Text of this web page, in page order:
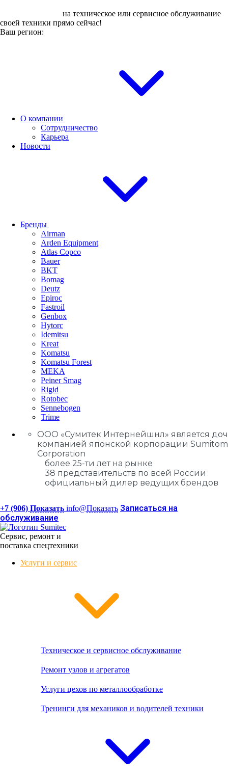
на техническое или сервисное обслуживание
своей техники прямо сейчас!
Ваш регион:
О компании
Сотрудничество
Карьера
Новости
Бренды
Airman
Arden Equipment
Atlas Сopco
Bauer
BKT
Bomag
Deutz
Epiroc
Fastroil
Genbox
Hytorc
Idemitsu
Kreat
Komatsu
Komatsu Forest
MEKA
Peiner Smag
Rigid
Rotobec
Sennebogen
Trime
ООО «Сумитек Интернейшнл» является
компанией японской корпорации
Corporation
более 25-ти лет на рынке
38 представительств по всей России
официальный дилер ведущих брендов
+7 (906) Показать info@Показать Записаться на
обслуживание
Сервис, ремонт и
поставка спецтехники
Услуги и сервис
Техническое и сервисное обслуживание
Ремонт узлов и агрегатов
Услуги цехов по металлообработке
Тренинги для механиков и водителей техники